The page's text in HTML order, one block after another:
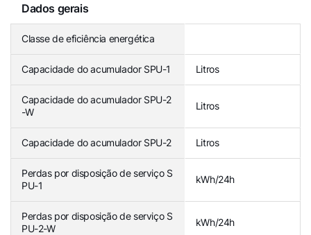
Dados gerais
Classe de eficiência energética
Capacidade do acumulador SPU-1 Litros
Capacidade do acumulador SPU-2
-W
Litros
Capacidade do acumulador SPU-2 Litros
Perdas por disposição de serviço S
PU-1
kWh/24h
Perdas por disposição de serviço S
PU-2-W
kWh/24h